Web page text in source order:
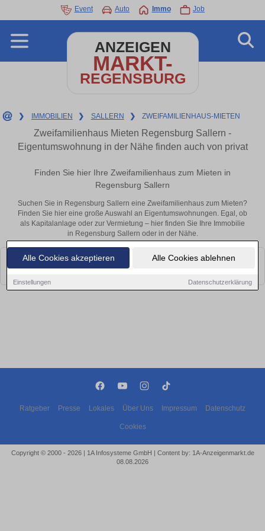
Alle Cookies akzeptieren Alle Cookies ablehnen
Einstellungen Datenschutzerklärung
Event Auto Immo Job
ANZEIGEN
MARKT-
REGENSBURG
❯ IMMOBILIEN ❯ SALLERN ❯ ZWEIFAMILIENHAUS-MIETEN
Zweifamilienhaus Mieten Regensburg Sallern -
Eigentumswohnung in der Nähe finden auch von privat
Finden Sie hier Ihre Zweifamilienhaus zum Mieten in
Regensburg Sallern
Suchen Sie in Regensburg Sallern eine Zweifamilienhaus zum Mieten?
Finden Sie hier eine große Auswahl an Eigentumswohnungen. Egal, ob
als Kapitalanlage oder zur Vermietung – hier finden Sie Ihre Immobilie
in Regensburg Sallern oder in der Nähe.
Leider konnten wir derzeit keine passenden Objekte finden. Schauen Sie
bald wieder vorbei!
Ratgeber Presse Lokales Über Uns Impressum Datenschutz
Cookies
Copyright © 2000 - 2026 | 1A Infosysteme GmbH | Content by: 1A-Anzeigenmarkt.de
08.08.2026